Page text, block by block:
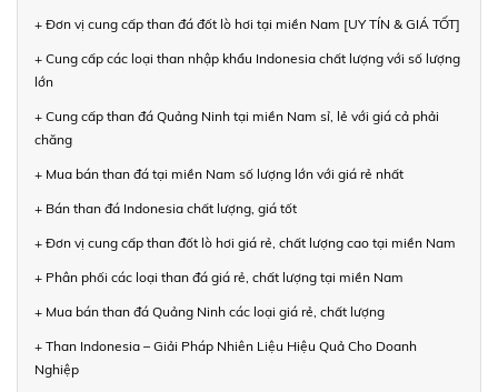
+ Đơn vị cung cấp than đá đốt lò hơi tại miền Nam [UY TÍN & GIÁ TỐT]
+ Cung cấp các loại than nhập khẩu Indonesia chất lượng với số lượng
lớn
+ Cung cấp than đá Quảng Ninh tại miền Nam sỉ, lẻ với giá cả phải
chăng
+ Mua bán than đá tại miền Nam số lượng lớn với giá rẻ nhất
+ Bán than đá Indonesia chất lượng, giá tốt
+ Đơn vị cung cấp than đốt lò hơi giá rẻ, chất lượng cao tại miền Nam
+ Phân phối các loại than đá giá rẻ, chất lượng tại miền Nam
+ Mua bán than đá Quảng Ninh các loại giá rẻ, chất lượng
+ Than Indonesia – Giải Pháp Nhiên Liệu Hiệu Quả Cho Doanh
Nghiệp